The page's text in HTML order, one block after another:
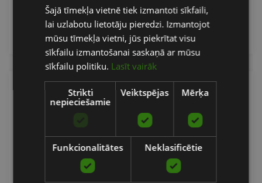
pievienot grozam
ENGLISH
RUSSIAN
Šajā tīmekļa vietnē tiek izmantoti sīkfaili,
lai uzlabotu lietotāju pieredzi. Izmantojot
mūsu tīmekļa vietni, jūs piekrītat visu
sīkfailu izmantošanai saskaņā ar mūsu
sīkfailu politiku. Lasīt vairāk
Strikti
nepieciešamie
Veiktspējas Mērķa
Funkcionalitātes Neklasificētie